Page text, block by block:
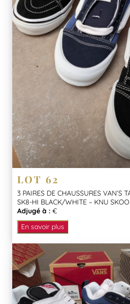
LOT 62
3 PAIRES DE CHAUSSURES VAN’S
SK8-HI BLACK/WHITE – KNU
Adjugé à : €
En savoir plus